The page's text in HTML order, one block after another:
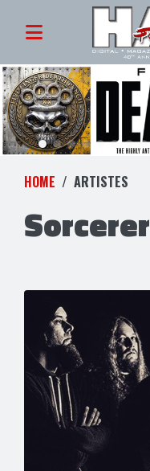
HOME ARTISTES
Sorcerer